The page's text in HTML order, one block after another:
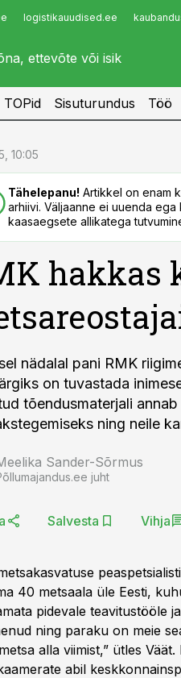
logistikauudised.ee
Infopank
TOPid Sisuturundus Töö
10:05
Tähelepanu! Artikkel on enam
arhiivi. Väljaanne ei uuenda
kaasaegsete allikatega
hakkas
nädalal pani RMK
on tuvastada
tõendusmaterjali
ning neile
Sander-Sõrmus
juht
Salvesta Vihja
40 metsaala üle Eesti,
pidevale teavitustööle
ning paraku on meie
alla viimist,” ütles
abil